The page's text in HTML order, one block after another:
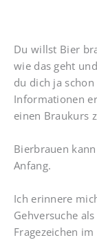
Du willst Bier
wie das geht
du dich ja
Informationen
einen Braukurs
Bierbrauen
Anfang.
Ich erinnere
Gehversuche
Fragezeichen